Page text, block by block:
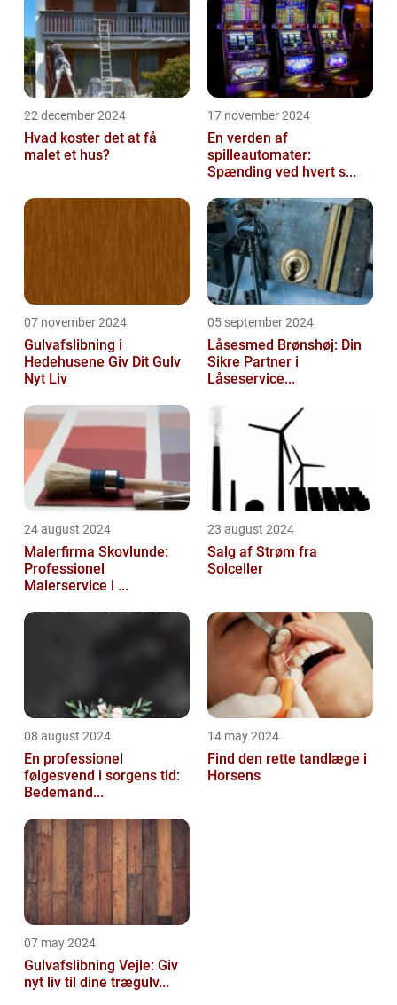
22 december 2024
Hvad koster det at få
malet et hus?
17 november 2024
En verden af
spilleautomater:
Spænding ved hvert s...
07 november 2024
Gulvafslibning i
Hedehusene Giv Dit Gulv
Nyt Liv
05 september 2024
Låsesmed Brønshøj: Din
Sikre Partner i
Låseservice...
24 august 2024
Malerfirma Skovlunde:
Professionel
Malerservice i ...
23 august 2024
Salg af Strøm fra
Solceller
08 august 2024
En professionel
følgesvend i sorgens tid:
Bedemand...
14 may 2024
Find den rette tandlæge i
Horsens
07 may 2024
Gulvafslibning Vejle: Giv
nyt liv til dine trægulv...